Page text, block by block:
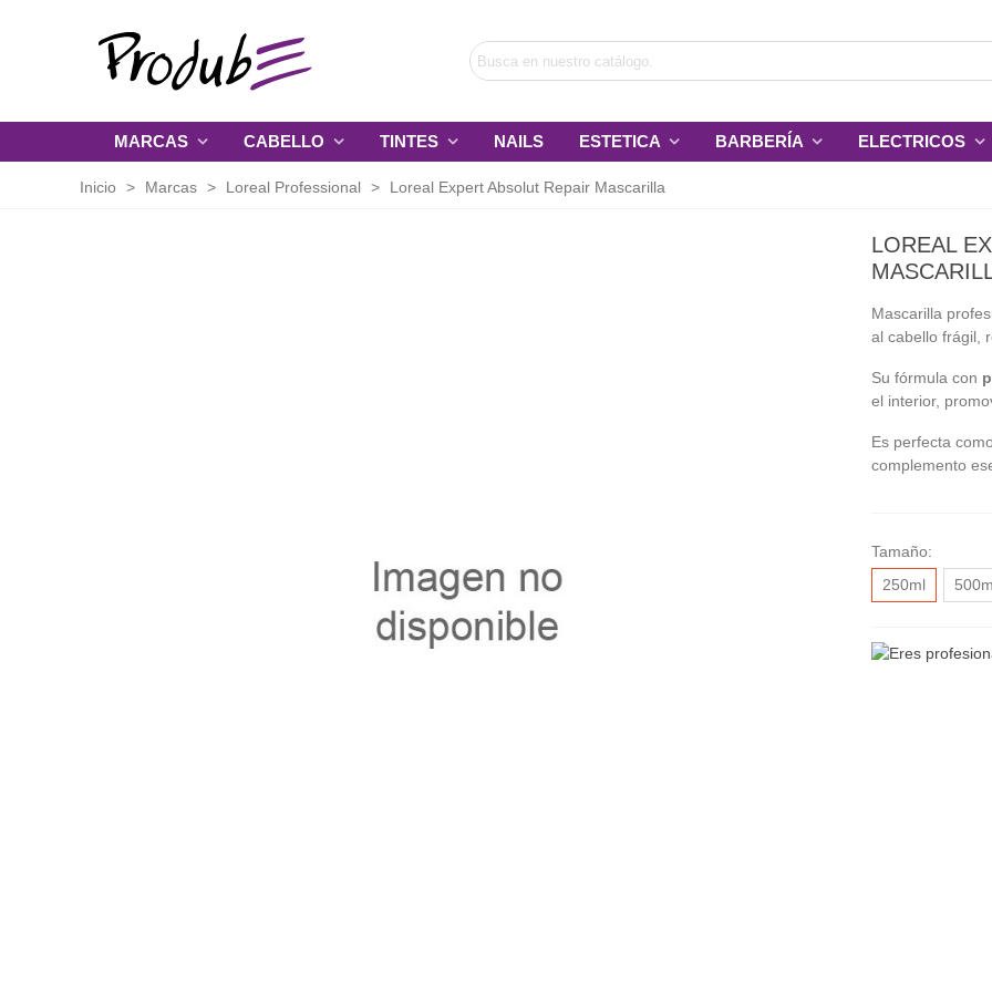
MARCAS CABELLO TINTES NAILS ESTETICA BARBERÍA ELECTRICOS
Inicio > Marcas > Loreal Professional > Loreal Expert Absolut Repair Mascarilla
LOREAL
Mascarilla
al cabello frágil,
Su fórmula con
el interior,
Es perfecta
complemento
Tamaño:
250ml